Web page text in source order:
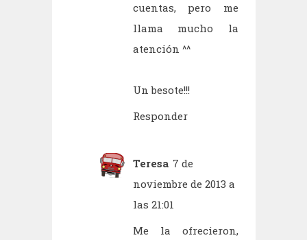
cuentas, pero me
llama mucho la
atención ^^
Un besote!!!
Responder
Teresa 7 de
noviembre de 2013 a
las 21:01
Me la ofrecieron,